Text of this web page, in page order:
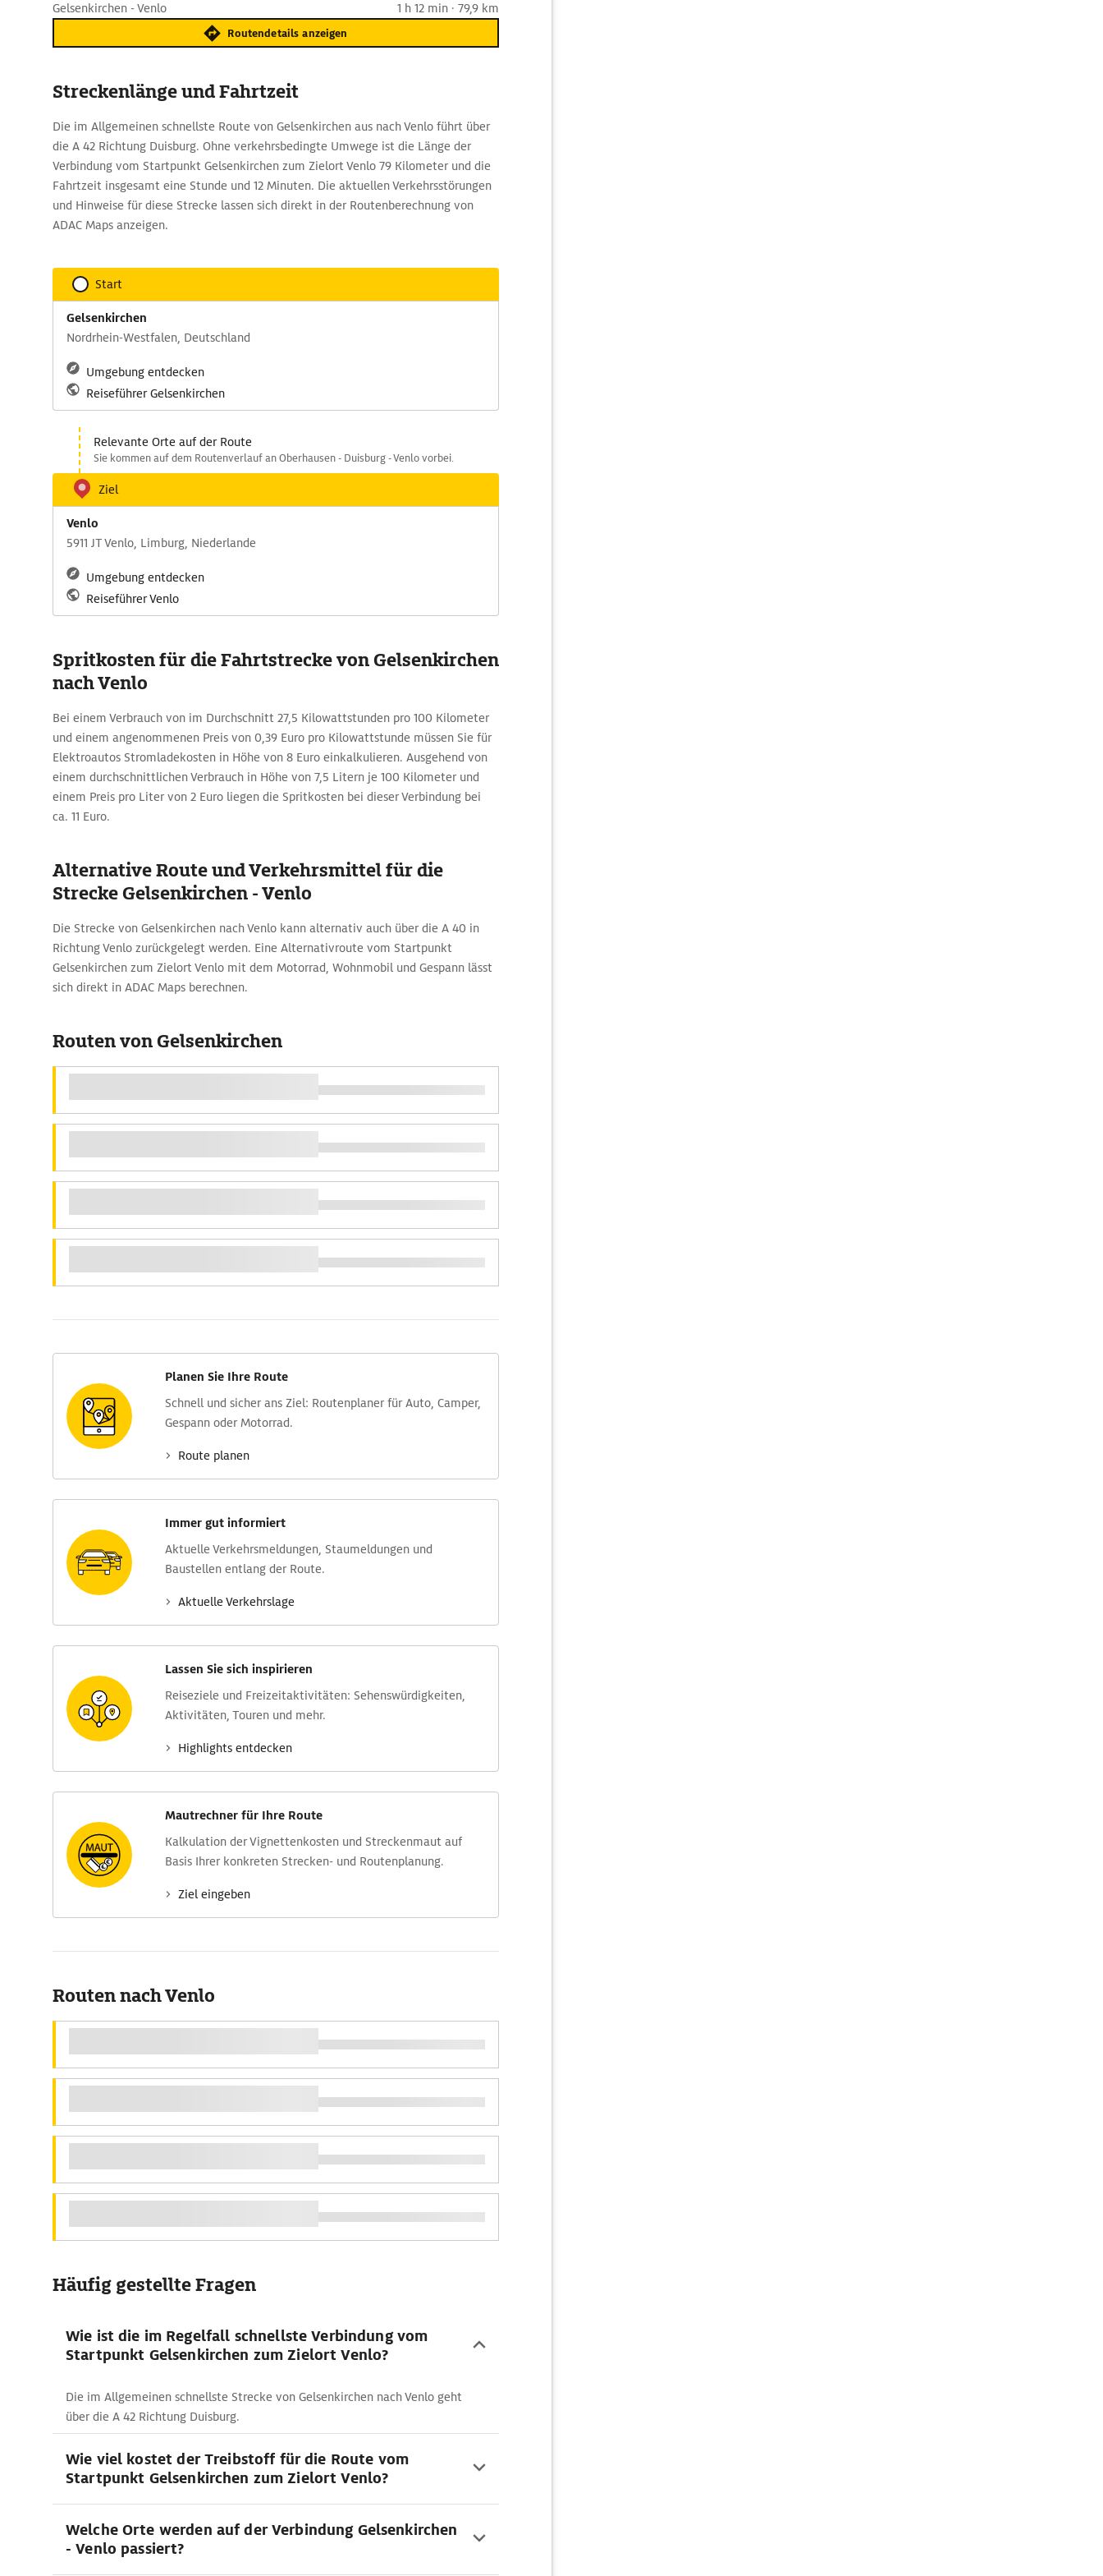
Gelsenkirchen - Venlo 1 h 12 min · 79,9 km
Routendetails anzeigen
Streckenlänge und Fahrtzeit
Die im Allgemeinen schnellste Route von Gelsenkirchen aus nach Venlo führt über
die A 42 Richtung Duisburg. Ohne verkehrsbedingte Umwege ist die Länge der
Verbindung vom Startpunkt Gelsenkirchen zum Zielort Venlo 79 Kilometer und die
Fahrtzeit insgesamt eine Stunde und 12 Minuten. Die aktuellen Verkehrsstörungen
und Hinweise für diese Strecke lassen sich direkt in der Routenberechnung von
ADAC Maps anzeigen.
Start
Gelsenkirchen
Nordrhein-Westfalen, Deutschland
Umgebung entdecken
Reiseführer Gelsenkirchen
Relevante Orte auf der Route
Sie kommen auf dem Routenverlauf an Oberhausen - Duisburg - Venlo vorbei.
Ziel
Venlo
5911 JT Venlo, Limburg, Niederlande
Umgebung entdecken
Reiseführer Venlo
Spritkosten für die Fahrtstrecke von Gelsenkirchen
nach Venlo
Bei einem Verbrauch von im Durchschnitt 27,5 Kilowattstunden pro 100 Kilometer
und einem angenommenen Preis von 0,39 Euro pro Kilowattstunde müssen Sie für
Elektroautos Stromladekosten in Höhe von 8 Euro einkalkulieren. Ausgehend von
einem durchschnittlichen Verbrauch in Höhe von 7,5 Litern je 100 Kilometer und
einem Preis pro Liter von 2 Euro liegen die Spritkosten bei dieser Verbindung bei
ca. 11 Euro.
Alternative Route und Verkehrsmittel für die
Strecke Gelsenkirchen - Venlo
Die Strecke von Gelsenkirchen nach Venlo kann alternativ auch über die A 40 in
Richtung Venlo zurückgelegt werden. Eine Alternativroute vom Startpunkt
Gelsenkirchen zum Zielort Venlo mit dem Motorrad, Wohnmobil und Gespann lässt
sich direkt in ADAC Maps berechnen.
Routen von Gelsenkirchen
Planen Sie Ihre Route
Schnell und sicher ans Ziel: Routen­planer für Auto, Camper,
Gespann oder Motorrad.
Route planen
Immer gut informiert
Aktuelle Verkehrs­meldungen, Stau­meldungen und
Baustellen entlang der Route.
Aktuelle Verkehrs­lage
Lassen Sie sich inspirieren
Reise­ziele und Freizeit­aktivitäten: Sehens­würdig­keiten,
Aktivitäten, Touren und mehr.
Highlights entdecken
Mautrechner für Ihre Route
Kalkulation der Vignettenkosten und Streckenmaut auf
Basis Ihrer konkreten Strecken- und Routenplanung.
Ziel eingeben
Routen nach Venlo
Häufig gestellte Fragen
Wie ist die im Regelfall schnellste Verbindung vom
Startpunkt Gelsenkirchen zum Zielort Venlo?
Die im Allgemeinen schnellste Strecke von Gelsenkirchen nach Venlo geht
über die A 42 Richtung Duisburg.
Wie viel kostet der Treibstoff für die Route vom
Startpunkt Gelsenkirchen zum Zielort Venlo?
Welche Orte werden auf der Verbindung Gelsenkirchen
- Venlo passiert?